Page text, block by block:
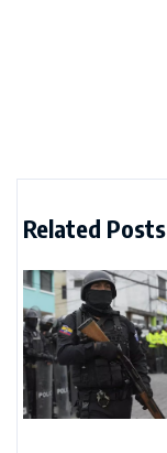
Related Posts